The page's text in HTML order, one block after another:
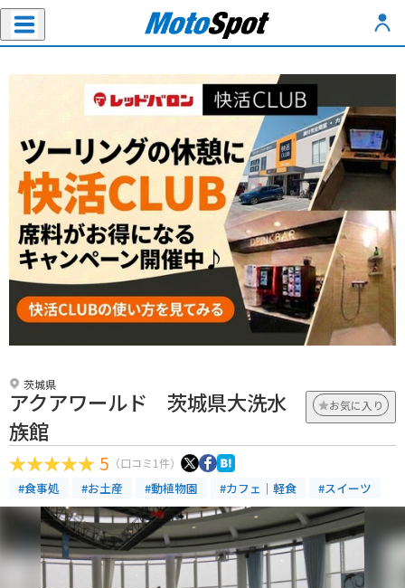
茨城県
アクアワールド 茨城県大洗水
族館
お気に入り
5 （口コミ1件）
#食事処 #お土産 #動植物園 #カフェ｜軽食 #スイーツ